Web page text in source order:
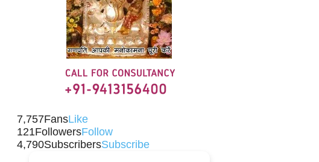
7,757FansLike
121FollowersFollow
4,790SubscribersSubscribe